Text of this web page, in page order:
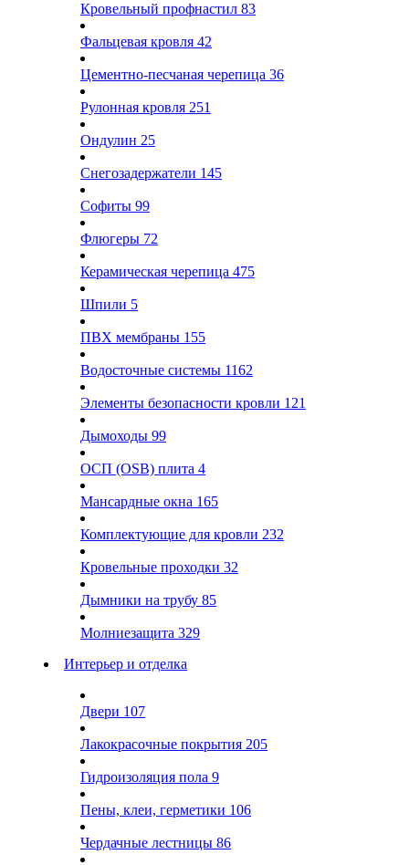
Кровельный профнастил 83
Фальцевая кровля 42
Цементно-песчаная черепица 36
Рулонная кровля 251
Ондулин 25
Снегозадержатели 145
Софиты 99
Флюгеры 72
Керамическая черепица 475
Шпили 5
ПВХ мембраны 155
Водосточные системы 1162
Элементы безопасности кровли 121
Дымоходы 99
ОСП (OSB) плита 4
Мансардные окна 165
Комплектующие для кровли 232
Кровельные проходки 32
Дымники на трубу 85
Молниезащита 329
Интерьер и отделка
Двери 107
Лакокрасочные покрытия 205
Гидроизоляция пола 9
Пены, клеи, герметики 106
Чердачные лестницы 86